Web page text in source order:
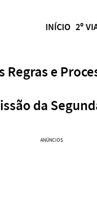
INÍCIO 2º
Regras e
da
ANÚNCIOS